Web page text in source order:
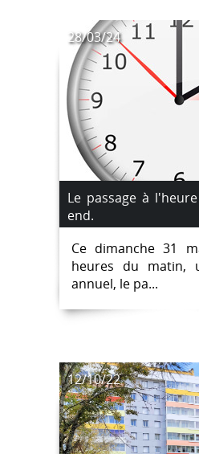
28/03/24
Le passage à
end.
Ce dimanche 31
heures du matin,
annuel, le pa...
12/10/22